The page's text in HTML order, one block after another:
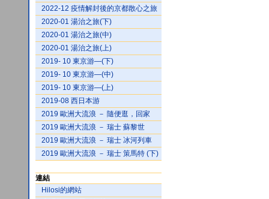
2022-12 疫情解封後的京都散心之旅
2020-01 湯治之旅(下)
2020-01 湯治之旅(中)
2020-01 湯治之旅(上)
2019- 10 東京游—(下)
2019- 10 東京游—(中)
2019- 10 東京游—(上)
2019-08 西日本游
2019 歐洲大流浪 － 隨便逛，回家
2019 歐洲大流浪 － 瑞士 蘇黎世
2019 歐洲大流浪 － 瑞士 冰河列車
2019 歐洲大流浪 － 瑞士 策馬特 (下)
連結
Hilosi的網站